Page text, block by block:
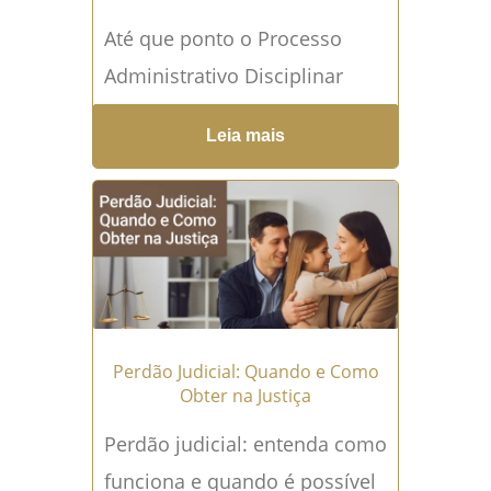
possivelmente, uma das...
Leia mais →
Até que ponto o Processo
Administrativo Disciplinar
deve ser público sem violar a
intimidade do servidor?
Descubra fundamentos
jurídicos, limites legais e...
Leia mais →
Leia mais
Perdão Judicial: Quando e Como
Obter na Justiça
Perdão judicial: entenda como
funciona e quando é possível